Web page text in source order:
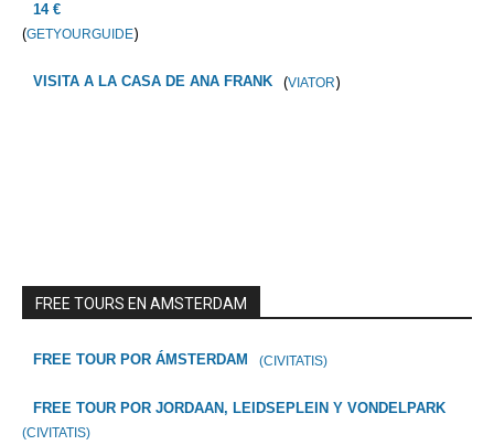
14 €
(GETYOURGUIDE)
VISITA A LA CASA DE ANA FRANK (VIATOR)
FREE TOURS EN AMSTERDAM
FREE TOUR POR ÁMSTERDAM (CIVITATIS)
FREE TOUR POR JORDAAN, LEIDSEPLEIN Y VONDELPARK
(CIVITATIS)